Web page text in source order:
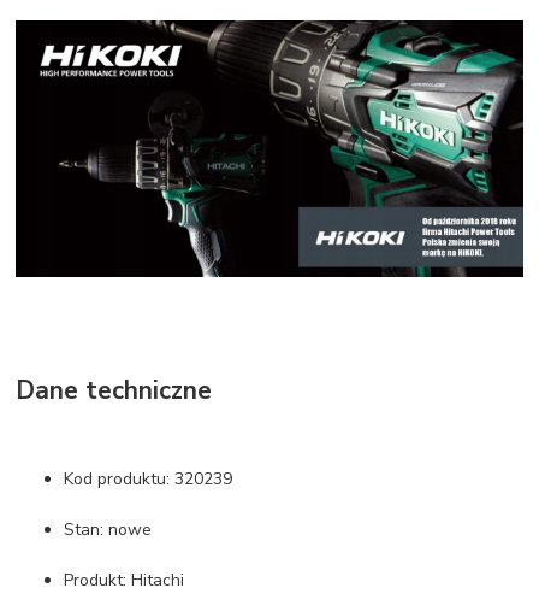
Dane techniczne
Kod produktu: 320239
Stan: nowe
Produkt: Hitachi